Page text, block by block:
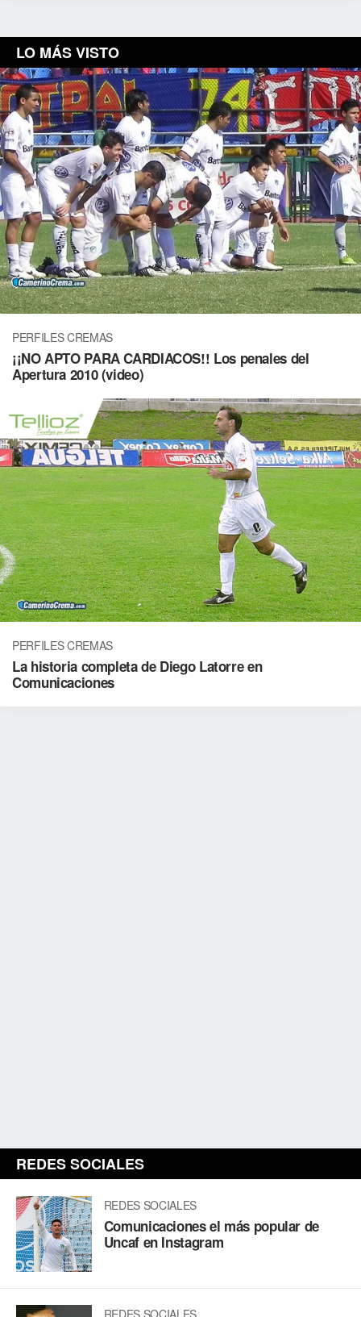
LO MÁS VISTO
PERFILES CREMAS
¡¡NO APTO PARA CARDIACOS!! Los penales del
Apertura 2010 (video)
PERFILES CREMAS
La historia completa de Diego Latorre en
Comunicaciones
REDES SOCIALES
REDES SOCIALES
Comunicaciones el más popular de
Uncaf en Instagram
REDES SOCIALES